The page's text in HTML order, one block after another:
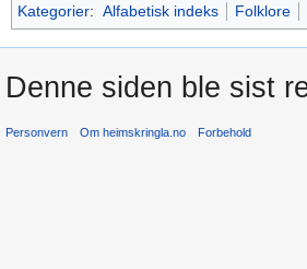
Kategorier: Alfabetisk indeks Folklore
Denne siden ble sist
Personvern Om heimskringla.no Forbehold